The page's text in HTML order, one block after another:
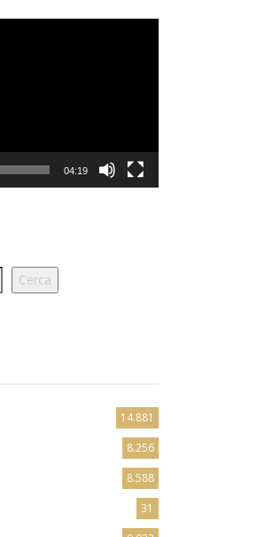
04:19
Cerca
14.881
8.256
8.588
31